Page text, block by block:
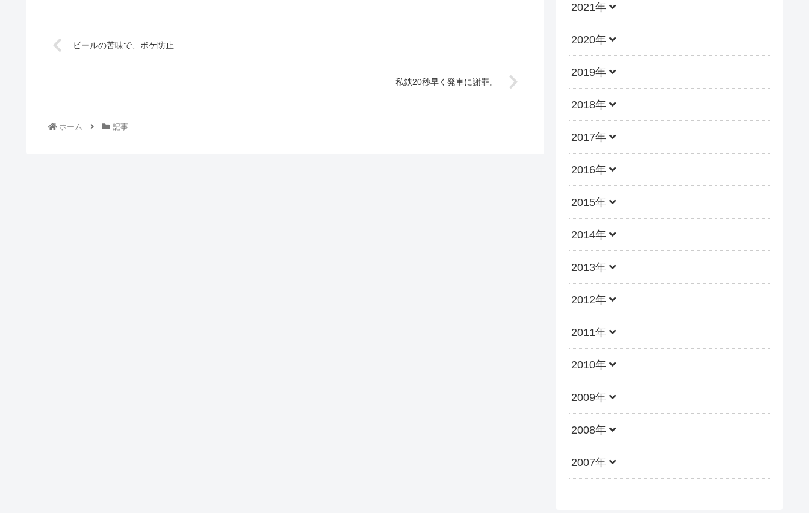
ビールの苦味で、ボケ防止
私鉄20秒早く発車に謝罪。
ホーム 記事
2021年
2020年
2019年
2018年
2017年
2016年
2015年
2014年
2013年
2012年
2011年
2010年
2009年
2008年
2007年